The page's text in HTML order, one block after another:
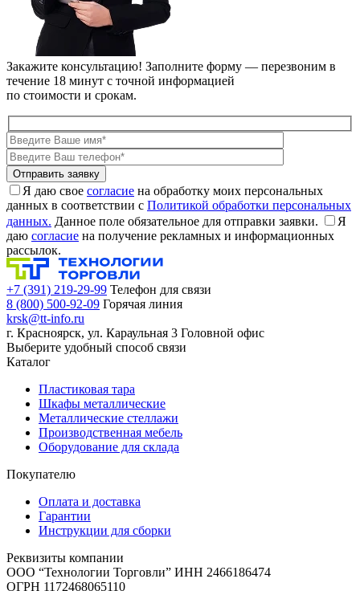
Закажите консультацию! Заполните форму — перезвоним в
течение 18 минут с точной информацией
по стоимости и срокам.
Я даю свое согласие на обработку моих персональных
данных в соответствии с Политикой обработки персональных
данных. Данное поле обязательное для отправки заявки.
Я
даю согласие на получение рекламных и информационных
рассылок.
+7 (391) 219-29-99 Телефон для связи
8 (800) 500-92-09 Горячая линия
krsk@tt-info.ru
г. Красноярск, ул. Караульная 3 Головной офис
Выберите удобный способ связи
Каталог
Пластиковая тара
Шкафы металлические
Металлические стеллажи
Производственная мебель
Оборудование для склада
Покупателю
Оплата и доставка
Гарантии
Инструкции для сборки
Реквизиты компании
ООО “Технологии Торговли” ИНН 2466186474
ОГРН 1172468065110